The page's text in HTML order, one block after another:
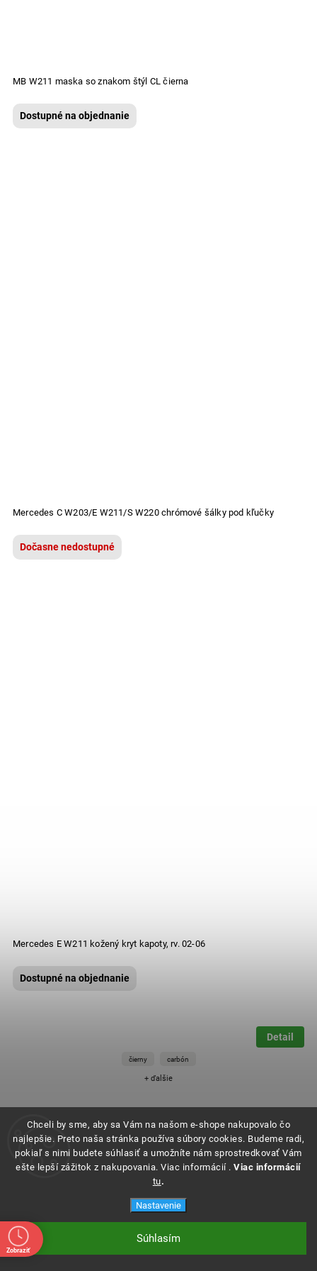
Chceli by sme, aby sa Vám na našom e-shope nakupovalo čo
najlepšie. Preto naša stránka používa súbory cookies. Budeme radi,
pokiaľ s nimi budete súhlasiť a umožníte nám sprostredkovať Vám
ešte lepší zážitok z nakupovania. Viac informácií .Viac informácií
tu.
Nastavenie
Súhlasím
MB W211 maska so znakom štýl CL čierna
Dostupné na objednanie
Mercedes C W203/E W211/S W220 chrómové šálky pod kľučky
Dočasne nedostupné
Mercedes E W211 kožený kryt kapoty, rv. 02-06
Dostupné na objednanie
Detail
čierny carbón
+ ďalšie
Zobraziť